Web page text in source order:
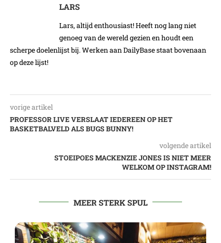
LARS
Lars, altijd enthousiast! Heeft nog lang niet
genoeg van de wereld gezien en houdt een
scherpe doelenlijst bij. Werken aan DailyBase staat bovenaan
op deze lijst!
vorige artikel
PROFESSOR LIVE VERSLAAT IEDEREEN OP HET
BASKETBALVELD ALS BUGS BUNNY!
volgende artikel
STOEIPOES MACKENZIE JONES IS NIET MEER
WELKOM OP INSTAGRAM!
MEER STERK SPUL